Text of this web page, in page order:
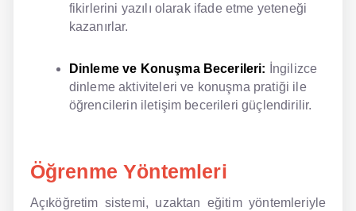
fikirlerini yazılı olarak ifade etme yeteneği
kazanırlar.
Dinleme ve Konuşma Becerileri: İngilizce
dinleme aktiviteleri ve konuşma pratiği ile
öğrencilerin iletişim becerileri güçlendirilir.
Öğrenme Yöntemleri
Açıköğretim sistemi, uzaktan eğitim yöntemleriyle